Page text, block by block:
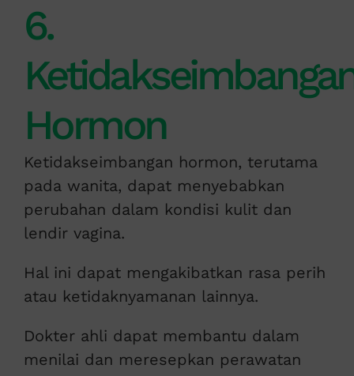
6.
Hormon
Ketidakseimbangan hormon, terutama
pada wanita, dapat menyebabkan
perubahan dalam kondisi kulit dan
lendir vagina.
Hal ini dapat mengakibatkan rasa perih
atau ketidaknyamanan lainnya.
Dokter ahli dapat membantu dalam
menilai dan meresepkan perawatan